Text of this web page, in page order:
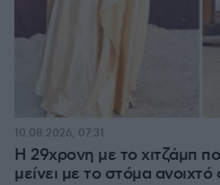
Η 29χρονη με το χιτζάμπ
μείνει με το στόμα ανοιχτό
10.08.2026, 07:31